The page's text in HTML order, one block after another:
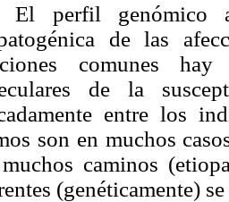
perfil genómico
de las
comunes
de la
entre los
son en muchos
caminos
(genéticamente)